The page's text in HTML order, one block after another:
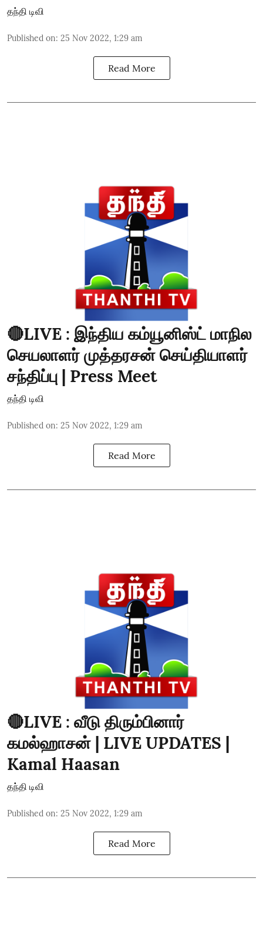
தந்தி டிவி
Published on: 25 Nov 2022, 1:29 am
Read More
🔴LIVE : இந்திய கம்யூனிஸ்ட் மாநில
செயலாளர் முத்தரசன் செய்தியாளர்
சந்திப்பு | Press Meet
தந்தி டிவி
Published on: 25 Nov 2022, 1:29 am
Read More
🔴LIVE : வீடு திரும்பினார்
கமல்ஹாசன் | LIVE UPDATES |
Kamal Haasan
தந்தி டிவி
Published on: 25 Nov 2022, 1:29 am
Read More